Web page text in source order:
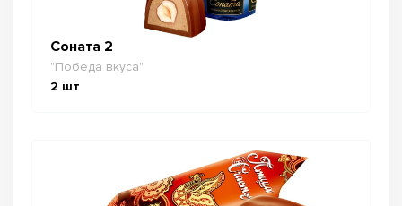
Соната 2
"Победа вкуса"
2 шт